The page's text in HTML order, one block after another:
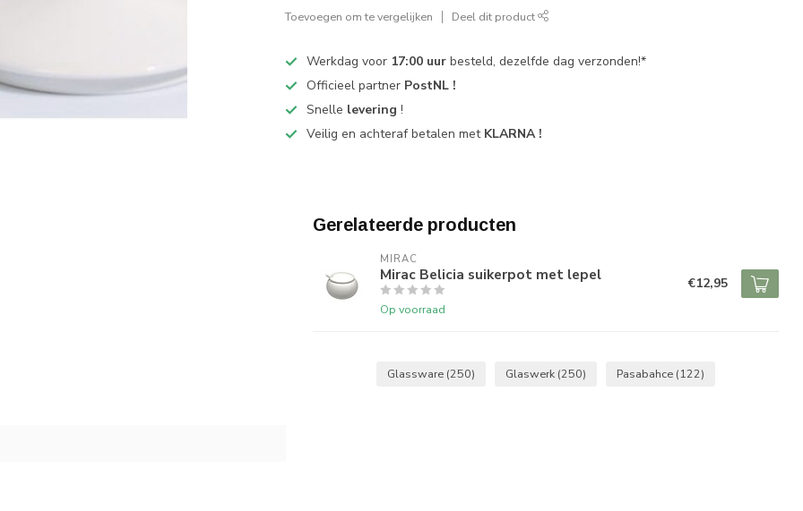
Toevoegen om te vergelijken Deel dit product
Werkdag voor 17:00 uur besteld, dezelfde dag verzonden!*
Officieel partner PostNL !
Snelle levering !
Veilig en achteraf betalen met KLARNA !
Gerelateerde producten
MIRAC
Mirac Belicia suikerpot met lepel
Op voorraad
€12,95
Glassware (250) Glaswerk (250) Pasabahce (122)